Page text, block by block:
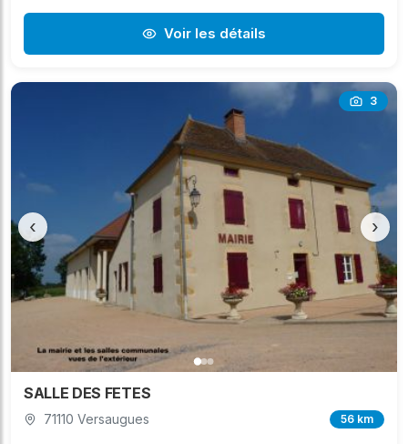
Voir les détails
3
‹ ›
SALLE DES FETES
71110 Versaugues 56 km